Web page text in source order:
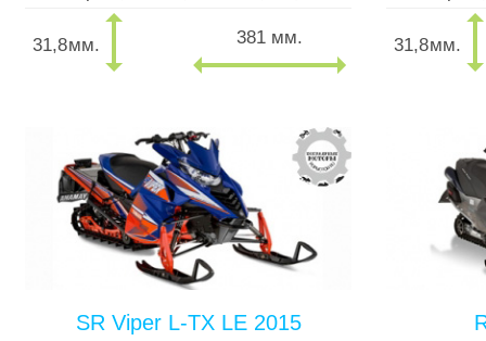
31,8мм. 381 мм. 31,8мм.
SR Viper L-TX LE 2015